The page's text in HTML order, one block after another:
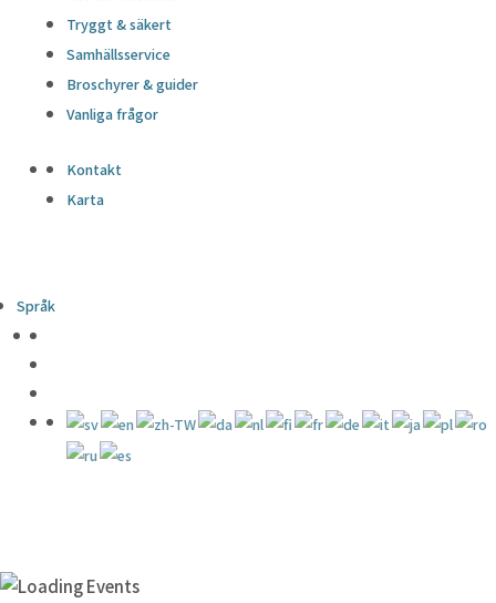
Tryggt & säkert
Samhällsservice
Broschyrer & guider
Vanliga frågor
Kontakt
Karta
Språk